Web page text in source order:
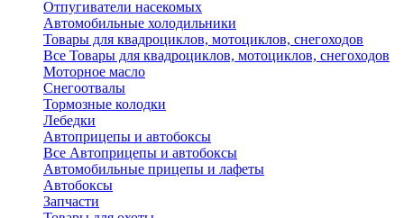
Отпугиватели насекомых
Автомобильные холодильники
Товары для квадроциклов, мотоциклов, снегоходов
Все Товары для квадроциклов, мотоциклов, снегоходов
Моторное масло
Снегоотвалы
Тормозные колодки
Лебедки
Автоприцепы и автобоксы
Все Автоприцепы и автобоксы
Автомобильные прицепы и лафеты
Автобоксы
Запчасти